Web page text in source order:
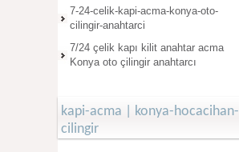
7-24-celik-kapi-acma-konya-oto-
cilingir-anahtarci
7/24 çelik kapı kilit anahtar acma
Konya oto çilingir anahtarcı
kapi-acma | konya-hocacihan-
cilingir